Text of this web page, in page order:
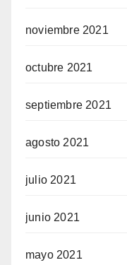
noviembre 2021
octubre 2021
septiembre 2021
agosto 2021
julio 2021
junio 2021
mayo 2021